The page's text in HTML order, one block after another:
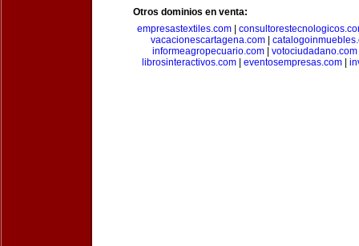
Otros dominios en venta:
empresastextiles.com|
vacacionescartagena.com
informeagropecuario.com| votociudadano.com
librosinteractivos.com| eventosempresas.com|